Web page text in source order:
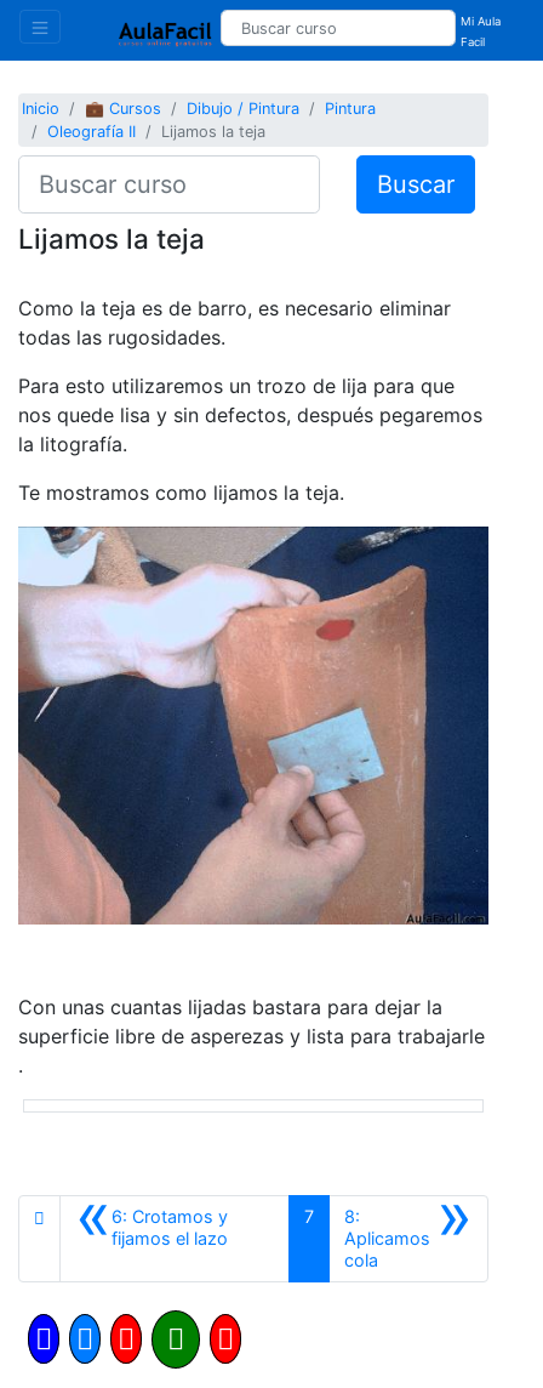
Mi Aula
Facil
Inicio 💼 Cursos Dibujo / Pintura
Pintura
Oleografía II
Lijamos la teja
Buscar
Lijamos la teja
Como la teja es de barro, es necesario eliminar
todas las rugosidades.
Para esto utilizaremos un trozo de lija para que
nos quede lisa y sin defectos, después pegaremos
la litografía.
Te mostramos como lijamos la teja.
Con unas cuantas lijadas bastara para dejar la
superficie libre de asperezas y lista para trabajarle
.
«6: Crotamos y
fijamos el lazo
7 »
8:
Aplicamos
colaSiguiente